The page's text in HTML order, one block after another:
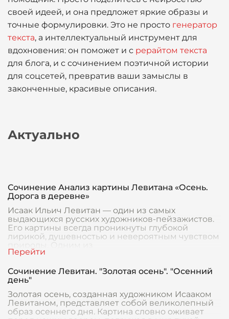
своей идеей, и она предложет яркие образы и
точные формулировки. Это не просто генератор
текста, а интеллектуальный инструмент для
вдохновения: он поможет и с рерайтом текста
для блога, и с сочинением поэтичной истории
для соцсетей, превратив ваши замыслы в
законченные, красивые описания.
Актуально
Сочинение Анализ картины Левитана «Осень.
Дорога в деревне»
Исаак Ильич Левитан — один из самых
выдающихся русских художников-пейзажистов.
Его картины всегда проникнуты глубокой
лирикой, душевностью и невероятным чувством
природы. Одним из
Сочинение Левитан. "Золотая осень". "Осенний
день"
Золотая осень, созданная художником Исааком
Левитаном, представляет собой великолепный
образ осеннего дня. Картина словно оживает